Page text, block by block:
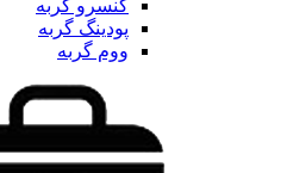
کنسرو گربه
پودینگ گربه
ووم گربه